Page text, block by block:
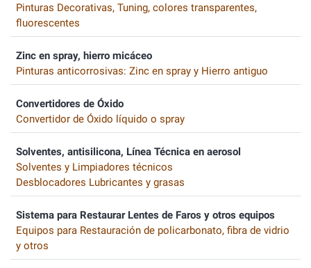
Pinturas Decorativas, Tuning, colores transparentes,
fluorescentes
Zinc en spray, hierro micáceo
Pinturas anticorrosivas: Zinc en spray y Hierro antiguo
Convertidores de Óxido
Convertidor de Óxido líquido o spray
Solventes, antisilicona, Línea Técnica en aerosol
Solventes y Limpiadores técnicos
Desblocadores Lubricantes y grasas
Sistema para Restaurar Lentes de Faros y otros equipos
Equipos para Restauración de policarbonato, fibra de vidrio
y otros